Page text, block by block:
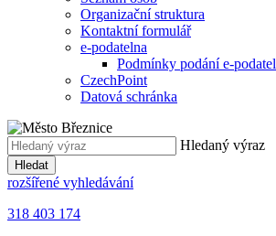
Organizační struktura
Kontaktní formulář
e-podatelna
Podmínky podání e-
CzechPoint
Datová schránka
Hledaný výraz
Hledat
rozšířené vyhledávání
318 403 174